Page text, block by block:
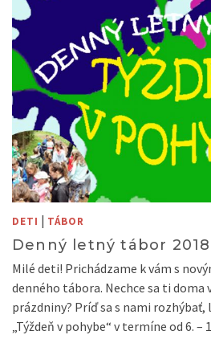
DETI | TÁBOR
Denný letný tábor 2018
Milé deti! Prichádzame k vám s
denného tábora. Nechce sa ti doma
prázdniny? Príď sa s nami
„Týždeň v pohybe“ v termíne od 6.